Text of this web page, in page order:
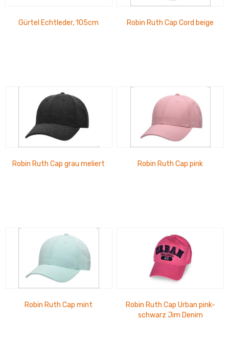
Gürtel Echtleder, 105cm Robin Ruth Cap Cord beige
Robin Ruth Cap grau meliert Robin Ruth Cap pink
Robin Ruth Cap mint
Robin Ruth Cap Urban pink-
schwarz Jim Denim